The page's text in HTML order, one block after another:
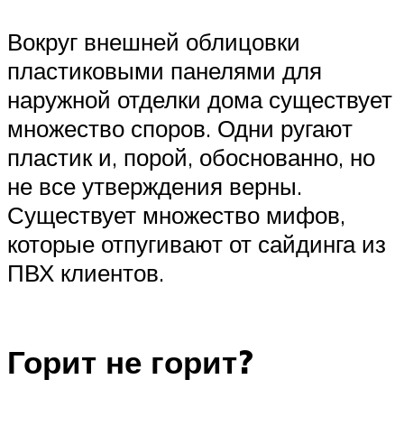
Вокруг внешней облицовки
пластиковыми панелями для
наружной отделки дома существует
множество споров. Одни ругают
пластик и, порой, обоснованно, но
не все утверждения верны.
Существует множество мифов,
которые отпугивают от сайдинга из
ПВХ клиентов.
Горит не горит?